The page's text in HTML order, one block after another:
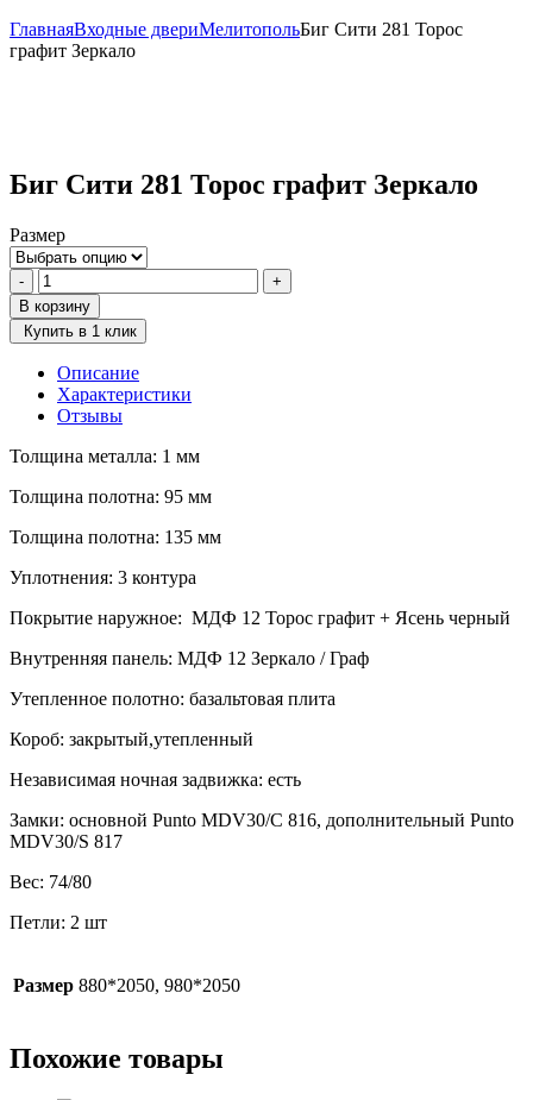
ГлавнаяВходные двериМелитопольБиг Сити 281 Торос
графит Зеркало
Биг Сити 281 Торос графит Зеркало
Размер
Количество
товара
Биг
Сити
графит
Зеркало
-
+
В корзину
Купить в 1 клик
Описание
Характеристики
Отзывы
Толщина металла: 1 мм
Толщина полотна: 95 мм
Толщина полотна: 135 мм
Уплотнения: 3 контура
Покрытие наружное: МДФ 12 Торос графит + Ясень черный
Внутренняя панель: МДФ 12 Зеркало / Граф
Утепленное полотно: базальтовая плита
Короб: закрытый,утепленный
Независимая ночная задвижка: есть
Замки: основной Punto MDV30/C 816, дополнительный Punto
MDV30/S 817
Вес: 74/80
Петли: 2 шт
Размер 880*2050, 980*2050
Похожие товары